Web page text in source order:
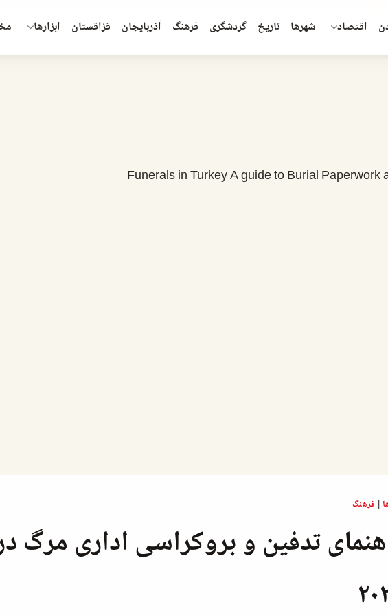
اقتصاد شهرها تاريخ گردشگری فرهنگ آذربایجان قزاقستان ابزارها
| فرهنگ
تدفین و بروکراسی اداری مرگ